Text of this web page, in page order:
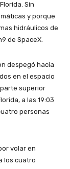
Sin
y porque
hidráulicos de
de SpaceX.
despegó hacia
en el espacio
superior
a las 19:03
personas
volar en
los cuatro